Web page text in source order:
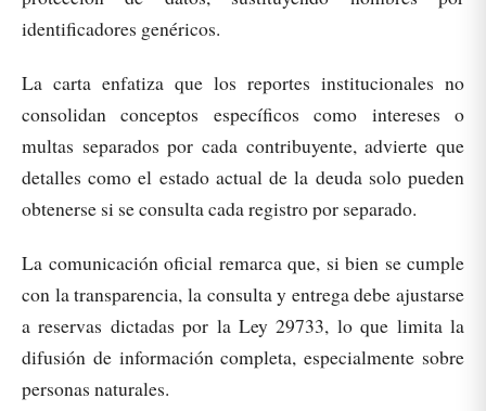
identificadores genéricos.
La carta enfatiza que los reportes institucionales no
consolidan conceptos específicos como intereses o
multas separados por cada contribuyente, advierte que
detalles como el estado actual de la deuda solo pueden
obtenerse si se consulta cada registro por separado.
La comunicación oficial remarca que, si bien se cumple
con la transparencia, la consulta y entrega debe ajustarse
a reservas dictadas por la Ley 29733, lo que limita la
difusión de información completa, especialmente sobre
personas naturales.